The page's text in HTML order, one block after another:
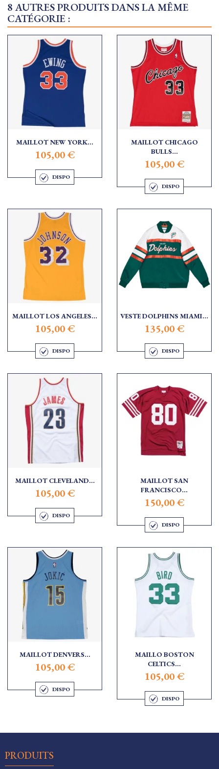
8 AUTRES PRODUITS DANS LA MÊME
CATÉGORIE :
MAILLOT NEW YORK...
105,00 €
DISPO
MAILLOT CHICAGO
BULLS...
105,00 €
DISPO
MAILLOT LOS ANGELES...
105,00 €
DISPO
VESTE DOLPHINS MIAMI...
135,00 €
DISPO
MAILLOT CLEVELAND...
105,00 €
DISPO
MAILLOT SAN
FRANCISCO...
150,00 €
DISPO
MAILLOT DENVERS...
105,00 €
DISPO
MAILLO BOSTON
CELTICS...
105,00 €
DISPO
PRODUITS